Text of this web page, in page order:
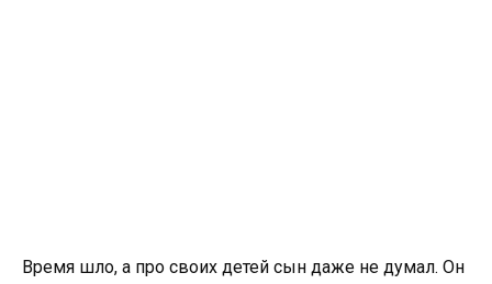
Время шло, а про своих детей сын даже не думал. Он